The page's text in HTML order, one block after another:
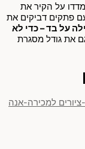
על הקיר את
פתקים דביקים את
על בד – כדי לא
את גודל מסגרת